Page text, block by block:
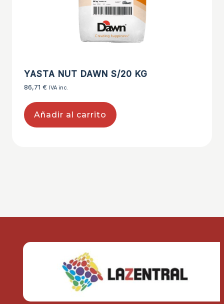
YASTA NUT DAWN S/20 KG
86,71 € IVA inc.
Añadir al carrito